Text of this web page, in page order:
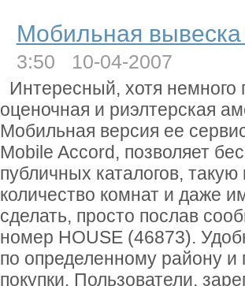
Мобильная
3:50 10-04-2007
Интересный, хотя
оценочная и риэлтерская
Мобильная версия ее
Mobile Accord, позволяет
публичных каталогов,
количество комнат и даже
сделать, просто послав
номер HOUSE (46873).
по определенному району
покупки. Пользователи,